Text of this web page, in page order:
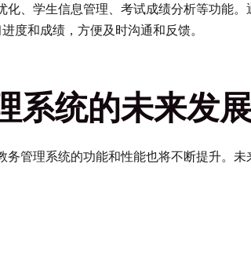
、学生信息管理、考试成绩分析等功能
度和成绩，方便及时沟通和反馈。
系统的未来发展
管理系统的功能和性能也将不断提升。